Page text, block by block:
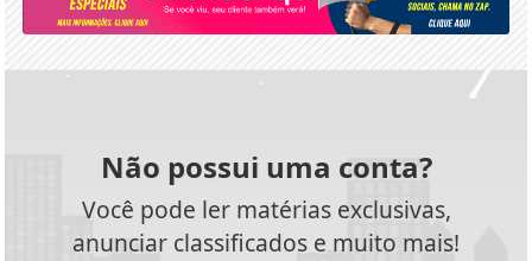
Não possui uma conta?
Você pode ler matérias exclusivas,
anunciar classificados e muito mais!